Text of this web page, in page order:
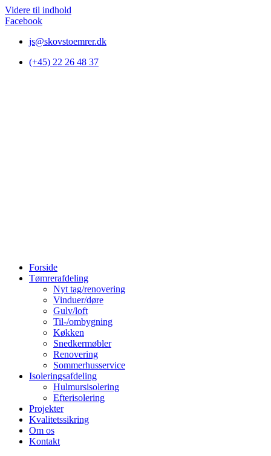
Videre til indhold
Facebook
js@skovstoemrer.dk
(+45) 22 26 48 37
Forside
Tømrerafdeling
Nyt tag/renovering
Vinduer/døre
Gulv/loft
Til-/ombygning
Køkken
Snedkermøbler
Renovering
Sommerhusservice
Isoleringsafdeling
Hulmursisolering
Efterisolering
Projekter
Kvalitetssikring
Om os
Kontakt